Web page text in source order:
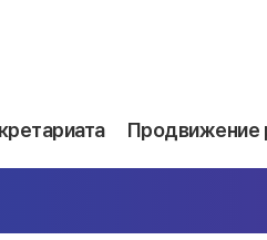
Продвижение